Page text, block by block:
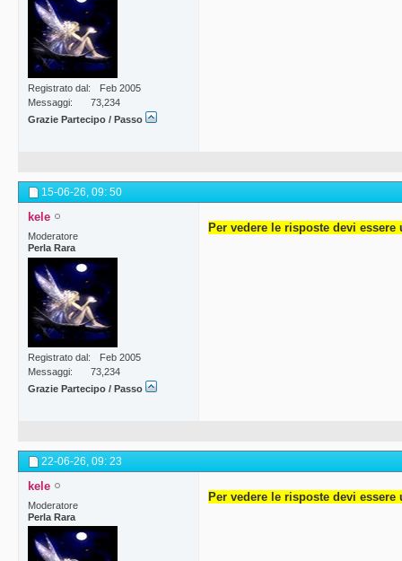
Registrato dal
Feb 2005
Messaggi
73,234
Grazie Partecipo / Passo
15-06-26, 09: 50
kele
Moderatore
Perla Rara
Registrato dal
Feb 2005
Messaggi
73,234
Grazie Partecipo / Passo
Per vedere le risposte devi
22-06-26, 09: 23
kele
Moderatore
Perla Rara
Per vedere le risposte devi essere